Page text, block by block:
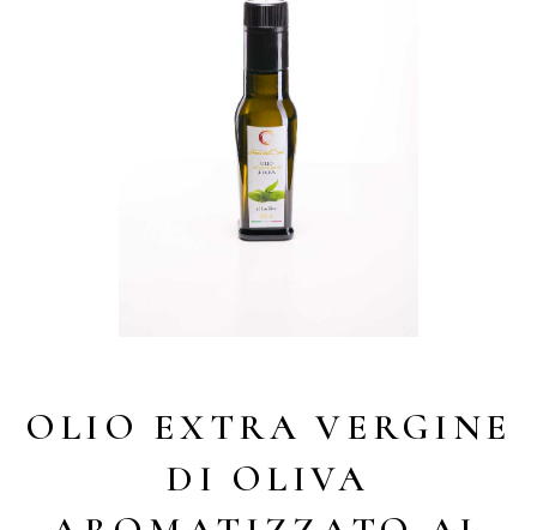
OLIO EXTRA VERGINE
DI OLIVA